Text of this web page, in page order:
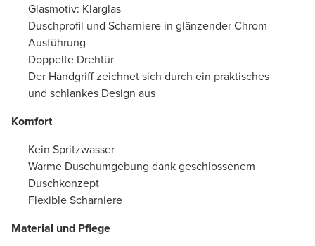
Glasmotiv: Klarglas
Duschprofil und Scharniere in glänzender Chrom-
Ausführung
Doppelte Drehtür
Der Handgriff zeichnet sich durch ein praktisches
und schlankes Design aus
Komfort
Kein Spritzwasser
Warme Duschumgebung dank geschlossenem
Duschkonzept
Flexible Scharniere
Material und Pflege